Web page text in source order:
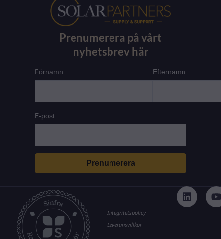
Prenumerera på vårt
nyhetsbrev här
Förnamn: Efternamn:
E-post:
i
n
o
u
Integritetspolicy
Leveransvillkor